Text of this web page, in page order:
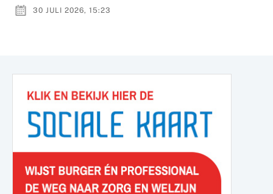
30 JULI 2026, 15:23